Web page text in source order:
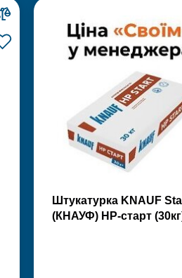
Штукатурка KNAUF
(КНАУФ) НР-старт